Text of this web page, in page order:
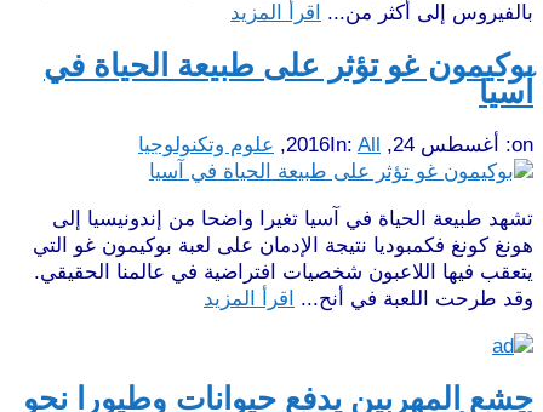
بالفيروس إلى أكثر من...
اقرأ المزيد
بوكيمون غو تؤثر على طبيعة الحياة في
آسيا
on: أغسطس 24, 2016 In: All
, علوم وتكنولوجيا
تشهد طبيعة الحياة في آسيا تغيرا واضحا من إندونيسيا إلى
هونغ كونغ فكمبوديا نتيجة الإدمان على لعبة بوكيمون غو التي
يتعقب فيها اللاعبون شخصيات افتراضية في عالمنا الحقيقي.
وقد طرحت اللعبة في أنح...
اقرأ المزيد
جشع المهربين يدفع حيوانات وطيورا نحو